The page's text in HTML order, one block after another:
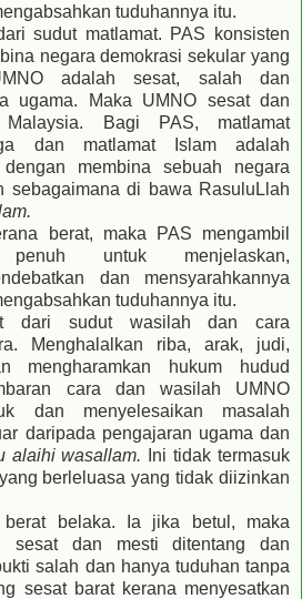
tuduhannya itu.
sudut matlamat. PAS konsisten
negara demokrasi sekular yang
adalah sesat, salah dan
ugama. Maka UMNO sesat dan
Malaysia. Bagi PAS, matlamat
dan matlamat Islam adalah
membina sebuah negara
sebagaimana di bawa RasuluLlah
berat, maka PAS mengambil
untuk menjelaskan,
dan mensyarahkannya
tuduhannya itu.
dari sudut wasilah dan cara
Menghalalkan riba, arak, judi,
mengharamkan hukum hudud
cara dan wasilah UMNO
dan menyelesaikan masalah
daripada pengajaran ugama dan
alaihi wasallam.
Ini tidak termasuk
berleluasa yang tidak diizinkan
berat belaka. Ia jika betul, maka
sesat dan mesti ditentang dan
salah dan hanya tuduhan tanpa
sesat barat kerana menyesatkan